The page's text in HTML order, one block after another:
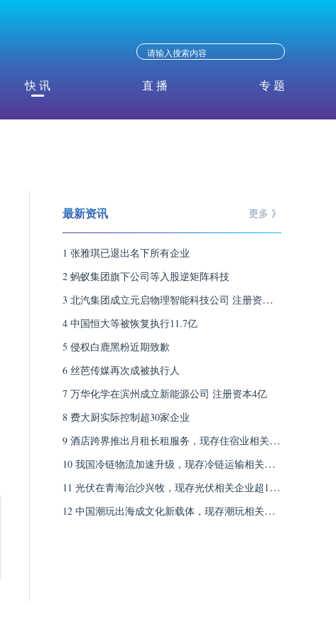
快 讯 直 播 专 题
最新资讯 更多 》
1 张雅琪已退出名下所有企业
2 蚂蚁集团旗下公司等入股逆矩阵科技
3 北汽集团成立元启物理智能科技公司 注册资本8
亿
4 中国恒大等被恢复执行11.7亿
5 侵权白鹿黑粉近期致歉
6 丝芭传媒再次成被执行人
7 万华化学在滨州成立新能源公司 注册资本4亿
8 费大厨实际控制超30家企业
9 酒店跨界推出月租长租服务‌，现存住宿业相关企
业超156.3万家
10 我国冷链物流加速升级‌，现存冷链运输相关企
业超3.2万家
11 光伏在青海治沙兴牧，现存光伏相关企业超132
万家
12 中国潮玩出海成文化新载体‌，现存潮玩相关企